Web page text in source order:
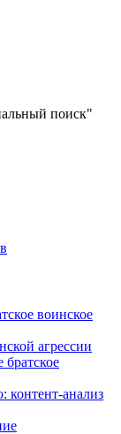
поиск"
воинское
агрессии
контент-анализ